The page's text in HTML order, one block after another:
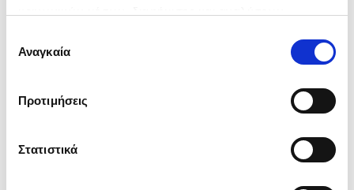
Δεδομένων Google
), οι οποίοι ενδεχομένως να τις
συνδυάσουν με άλλες πληροφορίες που τους έχετε
παραχωρήσει ή τις οποίες έχουν συλλέξει σε σχέση με
την από μέρους σας χρήση των υπηρεσιών τους.
συγκατάθεσης
Αναγκαία
Προτιμήσεις
Στατιστικά